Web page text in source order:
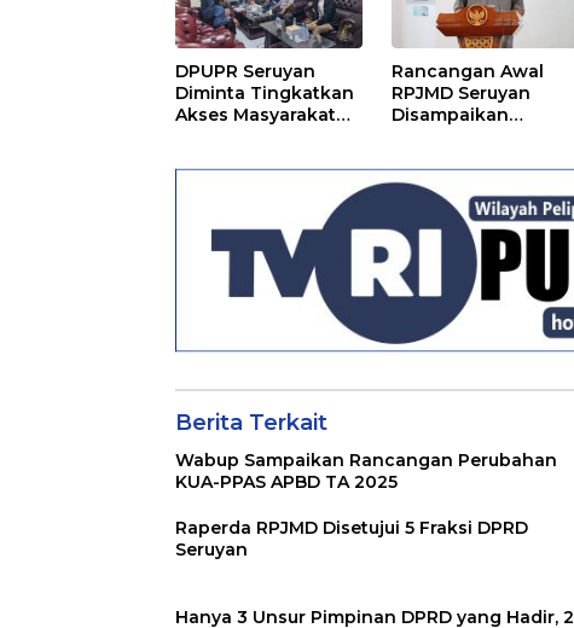
DPUPR Seruyan
Diminta Tingkatkan
Akses Masyarakat
Rancangan Awal
RPJMD Seruyan
Disampaikan
Berita Terkait
Wabup Sampaikan Rancangan Perubahan
KUA-PPAS APBD TA 2025
Raperda RPJMD Disetujui 5 Fraksi DPRD
Seruyan
Hanya 3 Unsur Pimpinan DPRD yang Hadir, 2